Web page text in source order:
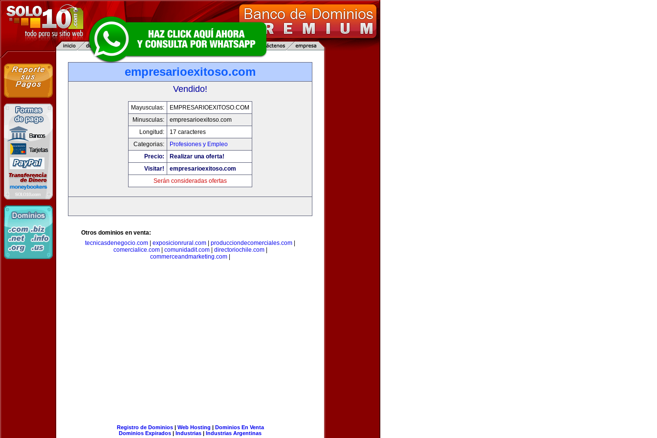
empresarioexitoso.com
Vendido!
Mayusculas:
EMPRESARIOEXITOSO.COM
Minusculas:
empresarioexitoso.com
Longitud:
17 caracteres
Categorias:
Profesiones y Empleo
Precio:
Realizar una oferta!
Visitar!
empresarioexitoso.com
Serán consideradas ofertas
Otros dominios en venta:
tecnicasdenegocio.com
exposicionrural.com producciondecomerciales.com
comercialice.com| comunidadit.com| directoriochile.com|
commerceandmarketing.com
Registro de Dominios| Web Hosting | Dominios En Venta
Dominios Expirados | Industrias | Industrias Argentinas